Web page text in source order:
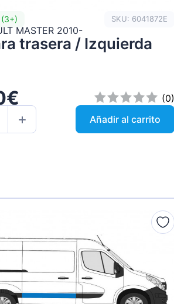
SKU: 6041872E
MASTER 2010-
trasera / Izquierda
(0)
Añadir al carrito